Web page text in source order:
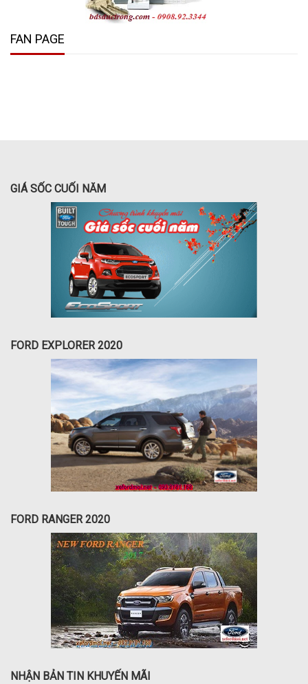
FAN PAGE
GIÁ SỐC CUỐI NĂM
FORD EXPLORER 2020
FORD RANGER 2020
NHẬN BẢN TIN KHUYẾN MÃI